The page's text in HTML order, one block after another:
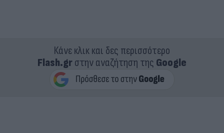
Κάνε κλικ και δες περισσότερο
Flash.grστην αναζήτηση της Google